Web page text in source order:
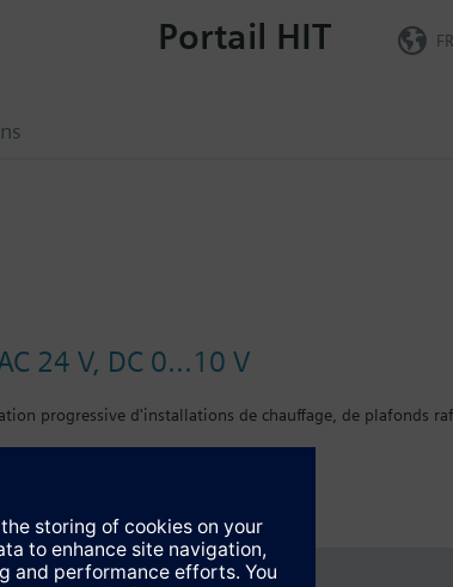
Portail HIT
24 V, DC 0...10 V
progressive d'installations de chauffage, de plafonds